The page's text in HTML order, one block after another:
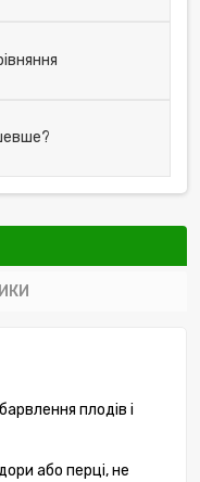
плодів і
або перці, не